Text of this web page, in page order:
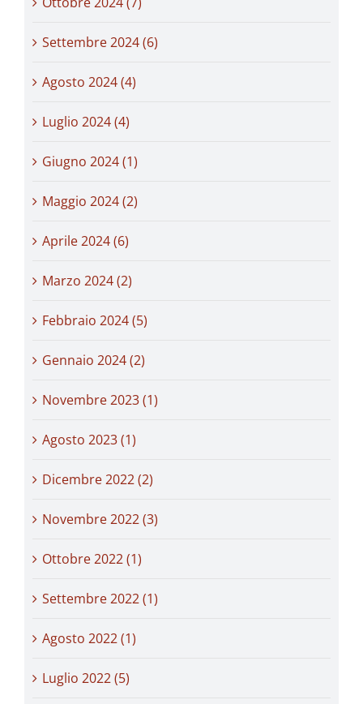
Settembre 2024 (6)
Agosto 2024 (4)
Luglio 2024 (4)
Giugno 2024 (1)
Maggio 2024 (2)
Aprile 2024 (6)
Marzo 2024 (2)
Febbraio 2024 (5)
Gennaio 2024 (2)
Novembre 2023 (1)
Agosto 2023 (1)
Dicembre 2022 (2)
Novembre 2022 (3)
Ottobre 2022 (1)
Settembre 2022 (1)
Agosto 2022 (1)
Luglio 2022 (5)